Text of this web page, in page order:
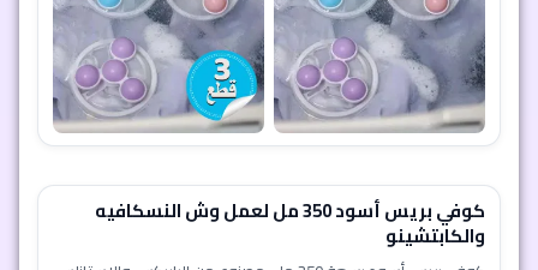
كوفي بريس أسود 350 مل لعمل وش النسكافيه
والكابتشينو